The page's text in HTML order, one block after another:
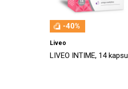
-40%
Liveo
LIVEO INTIME, 14